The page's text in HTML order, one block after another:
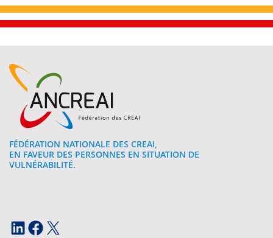
FÉDÉRATION NATIONALE DES CREAI,
EN FAVEUR DES PERSONNES EN SITUATION DE
VULNÉRABILITÉ.
LinkedIn Facebook X